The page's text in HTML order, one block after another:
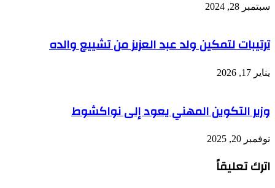
سبتمبر 28, 2024
ترتيبات لتمكين ولد عبد العزيز من تشييع والده
يناير 17, 2026
وزير التكوين المهني يعود إلى نواكشوط
نوفمبر 20, 2025
اترك تعليقاً